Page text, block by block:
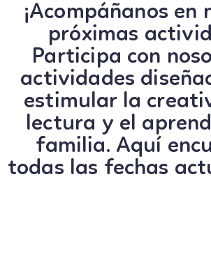
¡Acompáñanos en
próximas
Participa con
actividades
estimular la
lectura y el
familia. Aquí
todas las fechas